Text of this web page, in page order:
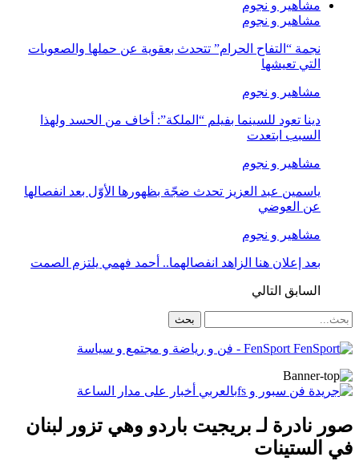
مشاهير و نجوم
مشاهير و نجوم
نجمة “التفاح الحرام” تتحدث بعقوية عن حملها والصعوبات
التي تعيشها
مشاهير و نجوم
دينا تعود للسينما بفيلم “الملكة”: أخاف من الحسد ولهذا
السبب ابتعدت
مشاهير و نجوم
ياسمين عبد العزيز تحدث ضجّة بظهورها الأوّل بعد انفصالها
عن العوضي
مشاهير و نجوم
بعد إعلان هنا الزاهد انفصالهما.. أحمد فهمي يلتزم الصمت
السابق التالي
FenSport - فن و رياضة و مجتمع و سياسة
صور نادرة لـ بريجيت باردو وهي تزور لبنان
في الستينات